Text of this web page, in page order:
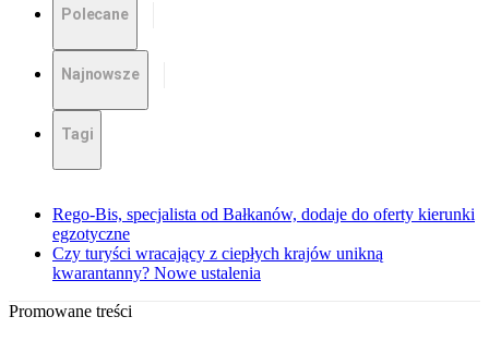
Polecane
Najnowsze
Tagi
Rego-Bis, specjalista od Bałkanów, dodaje do oferty kierunki
egzotyczne
Czy turyści wracający z ciepłych krajów unikną
kwarantanny? Nowe ustalenia
Promowane treści